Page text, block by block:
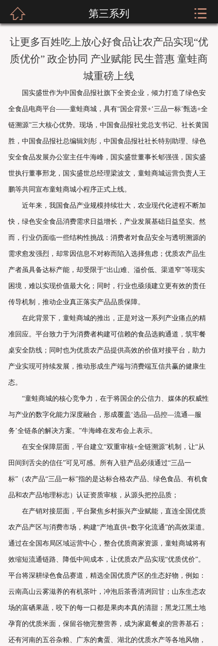
关于我们
新闻资讯
服装展示
实店经营
招商加盟
公司荣誉
联系我们
 第三系列 
让更多百姓吃上放心好食品让农产品实现“优
质优价” 政企协同 产业赋能 民生普惠 童蛙商
城重磅上线
国实盛世作为中国食品报社旗下全资企业，倾力打造了绿色安
全食品电商平台——童蛙商城，具有“国企背景+‘三品一标’甄选+全
链溯源”三大核心优势。现场，中国食品报社党总支书记、社长黄国
胜，中国食品报社总编辑刘彤，中国食品报社社长特别助理、绿色
安全食品发展办公室主任牛海峰，国实盛世董事长郇强强，国实盛
世执行董事邢龙，国实盛世总经理梁波文，童蛙商城运营负责人王
鹏等共同宣布童蛙商城小程序正式上线。
近年来，我国食品产业规模持续壮大，农业现代化进程不断加
快，绿色安全食品消费需求日益增长，产业发展基础日益坚实。然
而，行业仍面临一些结构性挑战：消费者对食品安全与透明溯源的
需求愈发强烈，却常因信息不对称而陷入选择焦虑；优质农产品生
产者虽具备达标产能，却受限于“出山难、溢价低、渠道窄”等现实
困境，难以实现价值最大化；同时，行业也亟须建立更有效的责任
传导机制，推动企业真正落实产品品质保障。
在此背景下，童蛙商城的推出，正是对这一系列产业痛点的精
准回应。平台致力于为消费者构建可信赖的食品选购通道，筑牢餐
桌安全防线；同时也为优质农产品提供高效的价值对接平台，助力
产业实现可持续发展，推动形成生产端与消费端互信共赢的健康生
态。
“童蛙商城的核心竞争力，在于将国企的公信力、媒体的权威性
与产业的数字化能力深度融合，形成覆盖‘选品—品控—流通—服
务’全链条的解决方案。”牛海峰在发布会上表示。
在安全保障层面，平台建立“双重审核+全链溯源”机制，让“从
田间到舌尖的信任”可见可感。所有入驻产品必须通过“三品一
标”（农产品“三品一标”指的是达标合格农产品、绿色食品、有机食
品和农产品地理标志）认证资质审核，从源头把控品质；
在产销对接层面，平台聚焦乡村振兴产业赋能，直连全国优质
农产品产区与消费市场，构建“产地直供+数字化流通”的高效渠道。
通过在全国布局区域运营中心，整合优质商家资源，童蛙商城将有
效缩短流通链路、降低中间成本，让优质农产品实现“优质优价”。
平台将深耕绿色食品赛道，精选全国优质产区的生态好物，例如：
云南高山云雾滋养的有机茶叶，冲泡后茶香清冽回甘；山东生态农
场的富硒果蔬，咬下的每一口都是果肉本真的清甜；黑龙江黑土地
孕育的优质米面，保留谷物完整营养，成为家庭餐桌的营养基石；
还有河南的五谷杂粮、广东的禽蛋、湖北的优质水产等各地风物，